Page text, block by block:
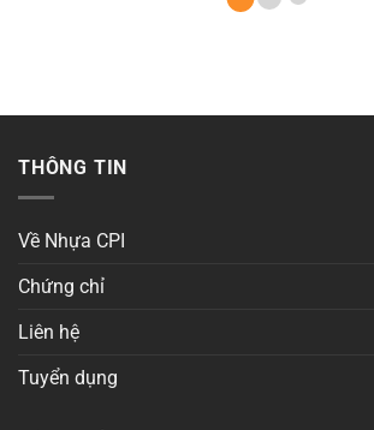
THÔNG TIN
Về Nhựa CPI
Chứng chỉ
Liên hệ
Tuyển dụng